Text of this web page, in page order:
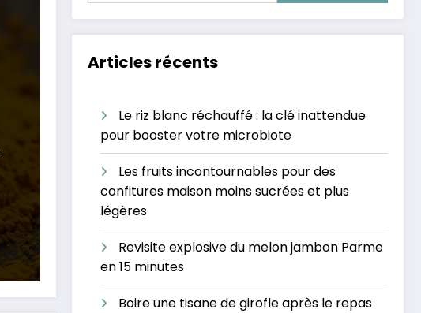
Articles récents
Le riz blanc réchauffé : la clé inattendue
pour booster votre microbiote
Les fruits incontournables pour des
confitures maison moins sucrées et plus
légères
Revisite explosive du melon jambon Parme
en 15 minutes
Boire une tisane de girofle après le repas